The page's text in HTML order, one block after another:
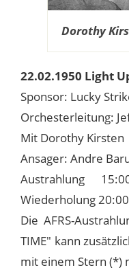
Dorothy
22.02.1950 Light
Sponsor: Lucky
Orchesterleitung:
Mit Dorothy Kirsten
Ansager: Andre
Austrahlung
Wiederholung
Die AFRS-
TIME" kann
mit einem Stern (*)